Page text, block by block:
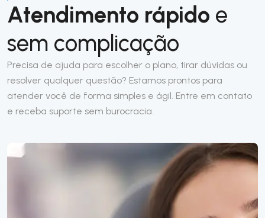
Atendimento rápido e
sem complicação
Precisa de ajuda para escolher o plano, tirar dúvidas ou
resolver qualquer questão? Estamos prontos para
atender você de forma simples e ágil. Entre em contato
e receba suporte sem burocracia.